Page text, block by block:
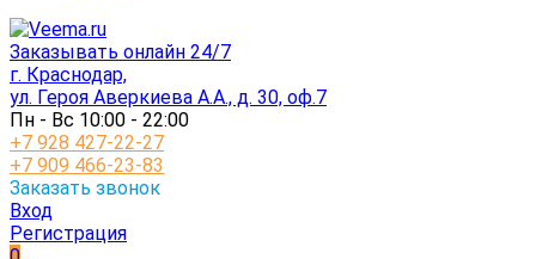
Заказывать онлайн 24/7
г. Краснодар,
ул. Героя Аверкиева А.А., д. 30, оф.7
Пн - Вс 10:00 - 22:00
+7 928 427-22-27
+7 909 466-23-83
Заказать звонок
Вход
Регистрация